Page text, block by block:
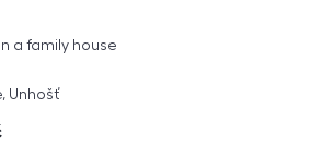
in a family house
Unhošť